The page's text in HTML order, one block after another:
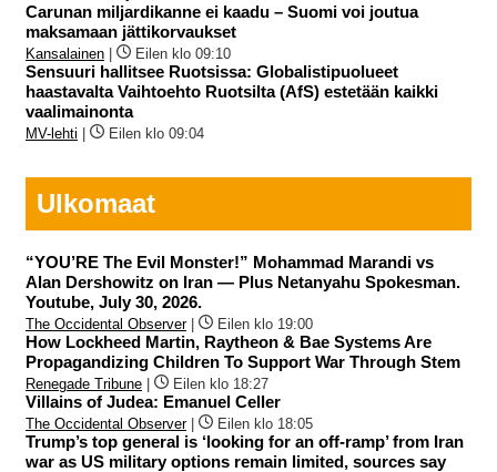
Carunan miljardikanne ei kaadu – Suomi voi joutua
maksamaan jättikorvaukset
Kansalainen Eilen klo 09:10
Sensuuri hallitsee Ruotsissa: Globalistipuolueet
haastavalta Vaihtoehto Ruotsilta (AfS) estetään kaikki
vaalimainonta
MV-lehti Eilen klo 09:04
Ulkomaat
“YOU’RE The Evil Monster!” Mohammad Marandi vs
Alan Dershowitz on Iran — Plus Netanyahu Spokesman.
Youtube, July 30, 2026.
The Occidental Observer| Eilen klo 19:00
How Lockheed Martin, Raytheon & Bae Systems Are
Propagandizing Children To Support War Through Stem
Renegade Tribune | Eilen klo 18:27
Villains of Judea: Emanuel Celler
The Occidental Observer| Eilen klo 18:05
Trump’s top general is ‘looking for an off-ramp’ from Iran
war as US military options remain limited, sources say